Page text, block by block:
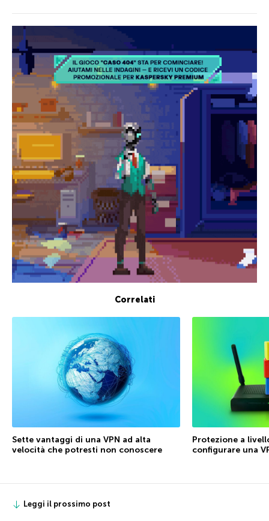
Correlati
Sette vantaggi di una VPN ad alta
velocità che potresti non conoscere
Protezione a
configurare una
Leggi il prossimo post